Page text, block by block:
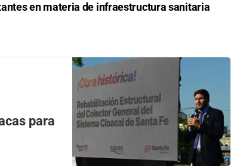
en materia de infraestructura sanitaria
para